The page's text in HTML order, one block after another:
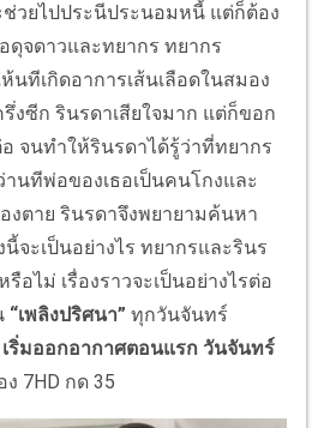
วยไปประนีประนอมหนี้ แต่ก็ต้อง
ดุจดาวและทยากร ทยากร
นทีเกิดอาการเส้นเลือดในสมอง
งซีก รินรดาเสียใจมาก แต่ก็ขอก
จนทำให้รินรดาได้รู้ว่าที่ทยากร
นทีพ่อของเธอเป็นคนโกงและ
งตาย รินรดาจึงพยายามค้นหา
จะเป็นอย่างไร ทยากรและรินร
อไม่ เรื่องราวจะเป็นอย่างไรต่อ
“เพลิงปริศนา” ทุกวันจันทร์
เริ่มออกอากาศตอนแรก วันจันทร์
7HD กด 35